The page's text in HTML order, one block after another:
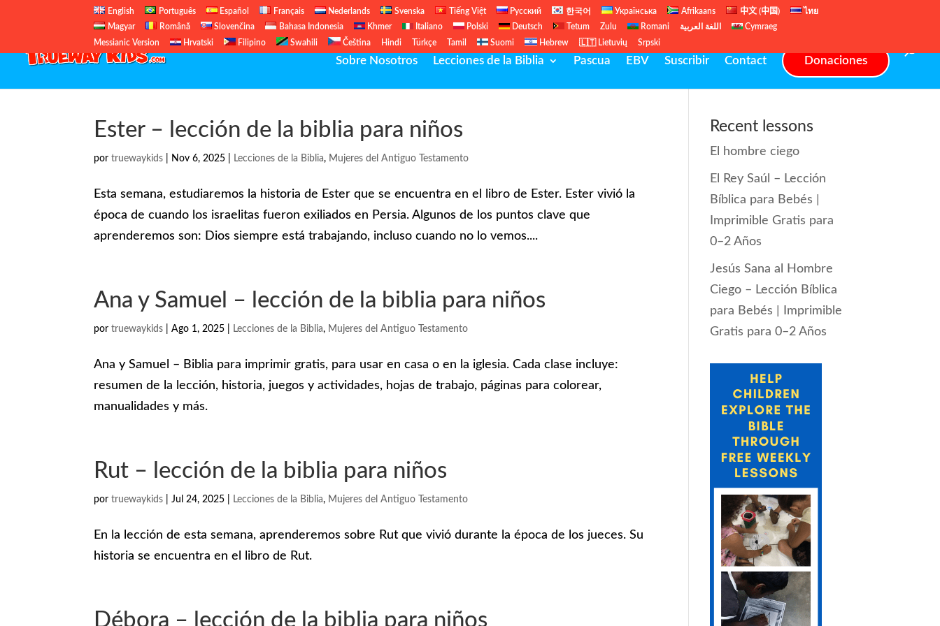
English Português Español Français Nederlands Svenska Tiếng Việt Русский 한국어 Українська Afrikaans 中文 (中国)
ไทย
Magyar
Română Slovenčina Bahasa Indonesia Khmer Italiano Polski Deutsch Tetum Zulu Romani اللغة العربية
Cymraeg
Messianic Version
Hrvatski Filipino Swahili Čeština Hindi Türkçe Tamil Suomi Hebrew 🇱🇹 Lietuvių Srpski
Sobre Nosotros Lecciones de la Biblia Pascua EBV Suscribir Contact Donaciones
Ester – lección de la biblia para niños
portruewaykids Nov 6, 2025 Lecciones de la Biblia, Mujeres del Antiguo Testamento
Esta semana, estudiaremos la historia de Ester que se encuentra en el libro de Ester. Ester vivió la
época de cuando los israelitas fueron exiliados en Persia. Algunos de los puntos clave que
aprenderemos son: Dios siempre está trabajando, incluso cuando no lo vemos....
Ana y Samuel – lección de la biblia para niños
portruewaykids |Ago 1, 2025 Lecciones de la Biblia, Mujeres del Antiguo Testamento
Ana y Samuel – Biblia para imprimir gratis, para usar en casa o en la iglesia. Cada clase incluye:
resumen de la lección, historia, juegos y actividades, hojas de trabajo, páginas para colorear,
manualidades y más.
Rut – lección de la biblia para niños
portruewaykids |Jul 24, 2025 Lecciones de la Biblia, Mujeres del Antiguo Testamento
En la lección de esta semana, aprenderemos sobre Rut que vivió durante la época de los jueces. Su
historia se encuentra en el libro de Rut.
Débora – lección de la biblia para niños
Recent lessons
El hombre ciego
El Rey Saúl – Lección
Bíblica para Bebés |
Imprimible Gratis para
0–2 Años
Jesús Sana al Hombre
Ciego – Lección Bíblica
para Bebés | Imprimible
Gratis para 0–2 Años